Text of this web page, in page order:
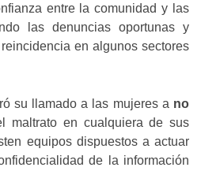
entre la comunidad y las
las denuncias oportunas y
en algunos sectores
su llamado a las mujeres a no
maltrato en cualquiera de sus
equipos dispuestos a actuar
de la información